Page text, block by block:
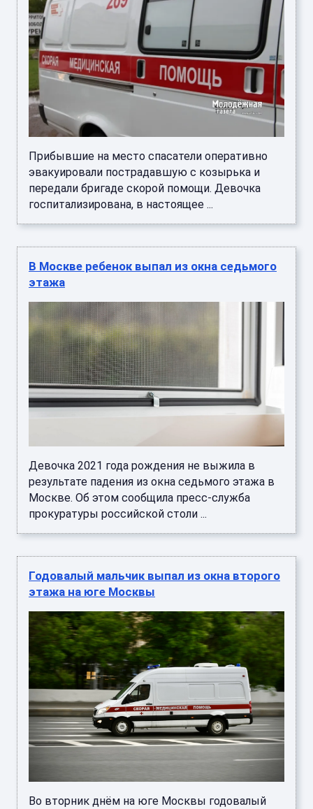
Прибывшие на место спасатели оперативно
эвакуировали пострадавшую с козырька и
передали бригаде скорой помощи. Девочка
госпитализирована, в настоящее ...
В Москве ребенок выпал из окна седьмого
этажа
Девочка 2021 года рождения не выжила в
результате падения из окна седьмого этажа в
Москве. Об этом сообщила пресс-служба
прокуратуры российской столи ...
Годовалый мальчик выпал из окна второго
этажа на юге Москвы
Во вторник днём на юге Москвы годовалый